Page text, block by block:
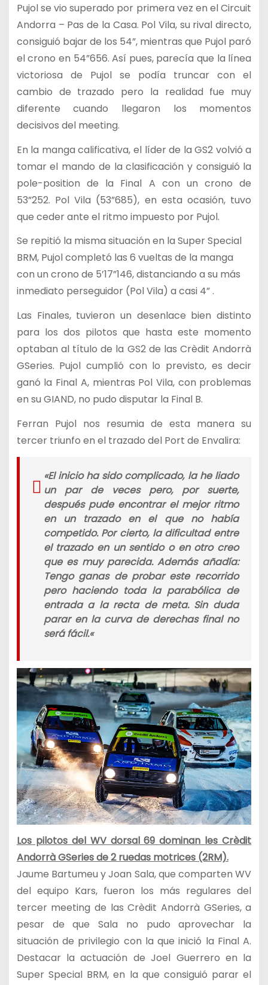
Pujol se vio superado por primera vez en el Circuit
Andorra – Pas de la Casa. Pol Vila, su rival directo,
consiguió bajar de los 54”, mientras que Pujol paró
el crono en 54”656. Así pues, parecía que la línea
victoriosa de Pujol se podía truncar con el
cambio de trazado pero la realidad fue muy
diferente cuando llegaron los momentos
decisivos del meeting.
En la manga calificativa, el líder de la GS2 volvió a
tomar el mando de la clasificación y consiguió la
pole-position de la Final A con un crono de
53”252. Pol Vila (53”685), en esta ocasión, tuvo
que ceder ante el ritmo impuesto por Pujol.
Se repitió la misma situación en la Super Special
BRM, Pujol completó las 6 vueltas de la manga
con un crono de 5’17”146, distanciando a su más
inmediato perseguidor (Pol Vila) a casi 4” .
Las Finales, tuvieron un desenlace bien distinto
para los dos pilotos que hasta este momento
optaban al título de la GS2 de las Crèdit Andorrà
GSeries. Pujol cumplió con lo previsto, es decir
ganó la Final A, mientras Pol Vila, con problemas
en su GIAND, no pudo disputar la Final B.
Ferran Pujol nos resumia de esta manera su
tercer triunfo en el trazado del Port de Envalira:
«El inicio ha sido complicado, la he liado
un par de veces pero, por suerte,
después pude encontrar el mejor ritmo
en un trazado en el que no había
competido. Por cierto, la dificultad entre
el trazado en un sentido o en otro creo
que es muy parecida. Además añadía:
Tengo ganas de probar este recorrido
pero haciendo toda la parabólica de
entrada a la recta de meta. Sin duda
parar en la curva de derechas final no
será fácil.«
Los pilotos del WV dorsal 69 dominan les Crèdit
Andorrà GSeries de 2 ruedas motrices (2RM).
Jaume Bartumeu y Joan Sala, que comparten WV
del equipo Kars, fueron los más regulares del
tercer meeting de las Crèdit Andorrà GSeries, a
pesar de que Sala no pudo aprovechar la
situación de privilegio con la que inició la Final A.
Destacar la actuación de Joel Guerrero en la
Super Special BRM, en la que consiguió parar el